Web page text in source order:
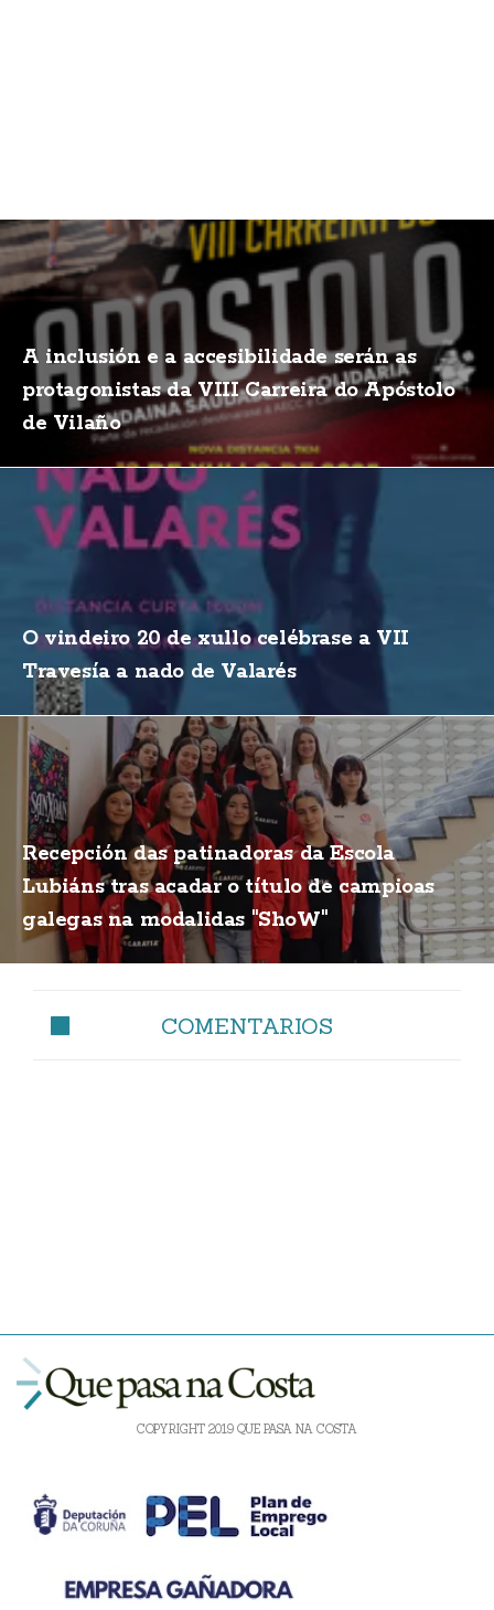
A inclusión e a accesibilidade serán as
protagonistas da VIII Carreira do Apóstolo
de Vilaño
O vindeiro 20 de xullo celébrase a VII
Travesía a nado de Valarés
Recepción das patinadoras da Escola
Lubiáns tras acadar o título de campioas
galegas na modalidas "ShoW"
COMENTARIOS
COPYRIGHT 2019 QUE PASA NA COSTA